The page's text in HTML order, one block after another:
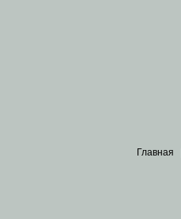
Главная